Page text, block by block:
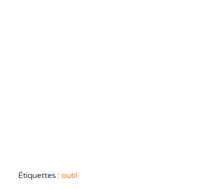
Étiquettes : outil